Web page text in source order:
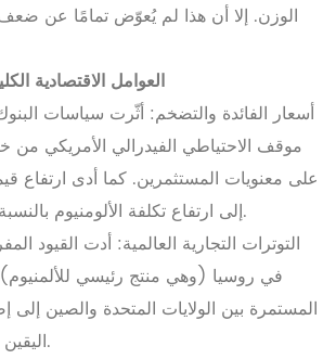
الوزن. إلا أن هذا لم يُعوّض تمامًا عن
3. العوامل الاقتصادية
أسعار الفائدة والتضخم: أثّرت سياسات
موقف الاحتياطي الفيدرالي الأمريكي من
على معنويات المستثمرين. كما أدى ارتفاع
إلى ارتفاع تكلفة الألومنيوم بالنسبة للمشترين الأجانب.
التوترات التجارية العالمية: أدت القيود
في روسيا (وهي منتج رئيسي للألمنيوم)
المستمرة بين الولايات المتحدة والصين
اليقين إلى سلاسل التوريد.